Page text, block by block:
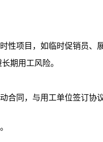
项目，如临时促销员、展
期用工风险。
同，与用工单位签订协